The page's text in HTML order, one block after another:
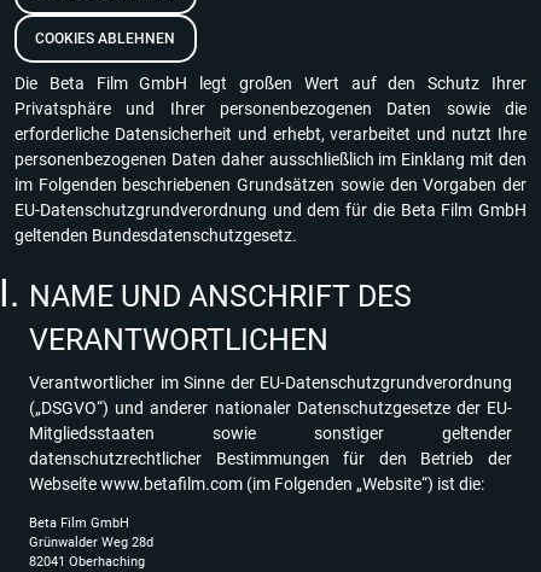
COOKIES ABLEHNEN
Die Beta Film GmbH legt großen Wert auf den Schutz Ihrer
Privatsphäre und Ihrer personenbezogenen Daten sowie die
erforderliche Datensicherheit und erhebt, verarbeitet und nutzt Ihre
personenbezogenen Daten daher ausschließlich im Einklang mit den
im Folgenden beschriebenen Grundsätzen sowie den Vorgaben der
EU-Datenschutzgrundverordnung und dem für die Beta Film GmbH
geltenden Bundesdatenschutzgesetz.
NAME UND ANSCHRIFT DES
VERANTWORTLICHEN
Verantwortlicher im Sinne der EU-Datenschutzgrundverordnung
(„DSGVO“) und anderer nationaler Datenschutzgesetze der EU-
Mitgliedsstaaten sowie sonstiger geltender
datenschutzrechtlicher Bestimmungen für den Betrieb der
Webseitewww.betafilm.com (im Folgenden „Website“) ist die:
Beta Film GmbH
Grünwalder Weg 28d
82041 Oberhaching